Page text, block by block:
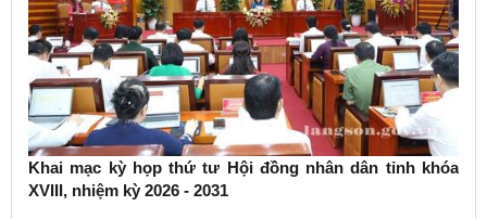
Khai mạc kỳ họp thứ tư Hội đồng nhân dân tỉnh khóa
XVIII, nhiệm kỳ 2026 - 2031